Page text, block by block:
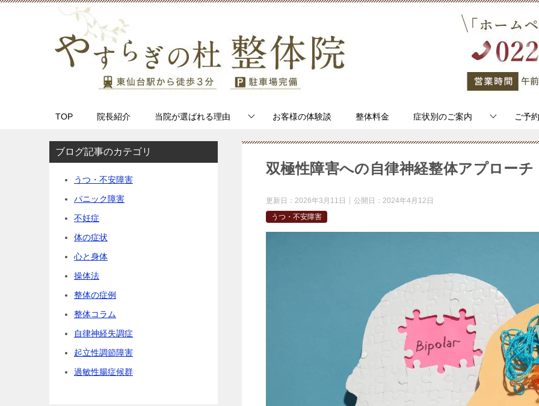
TOP 院長紹介 当院が選ばれる理由 お客様の体験談 整体料金 症状別のご案内 ご予
双極性障害への自律神経整体アプローチ
更新日： 2026年3月11日 公開日： 2024年4月12日
うつ・不安障害
ブログ記事のカテゴリ
うつ・不安障害
パニック障害
不妊症
体の症状
心と身体
操体法
整体の症例
整体コラム
自律神経失調症
起立性調節障害
過敏性腸症候群